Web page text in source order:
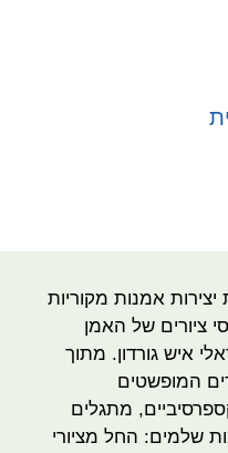
יצירות אמנות מקוריות
ציורים של האמן
איש גורדון. מתוך
המופשטים
מתגלים
שלמים: החל מציורי